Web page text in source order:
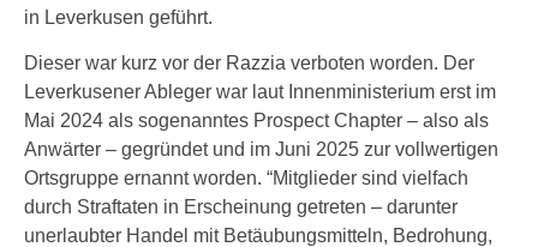
in Leverkusen geführt.
Dieser war kurz vor der Razzia verboten worden. Der
Leverkusener Ableger war laut Innenministerium erst im
Mai 2024 als sogenanntes Prospect Chapter – also als
Anwärter – gegründet und im Juni 2025 zur vollwertigen
Ortsgruppe ernannt worden. “Mitglieder sind vielfach
durch Straftaten in Erscheinung getreten – darunter
unerlaubter Handel mit Betäubungsmitteln, Bedrohung,